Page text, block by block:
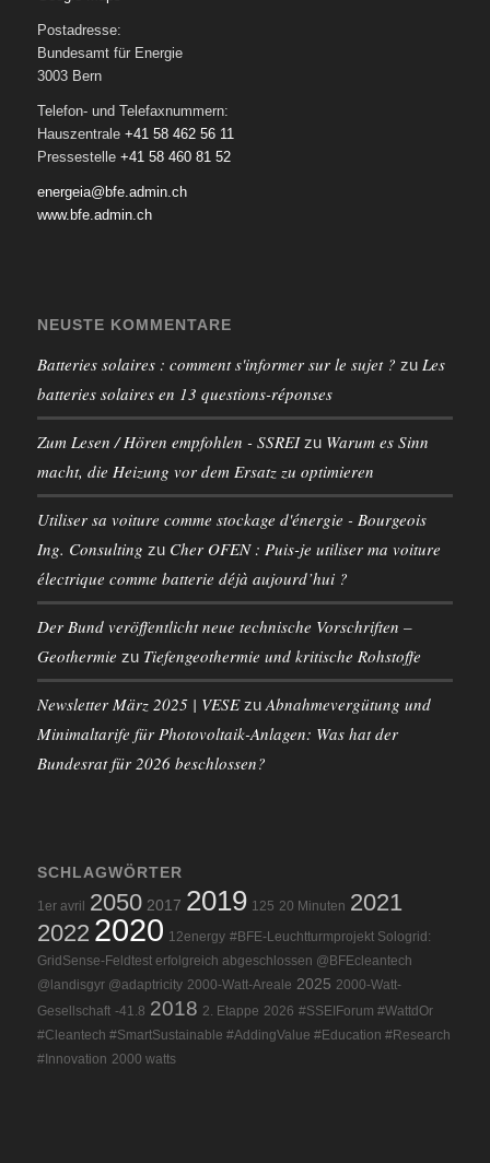
Postadresse:
Bundesamt für Energie
3003 Bern
Telefon- und Telefaxnummern:
Hauszentrale +41 58 462 56 11
Pressestelle +41 58 460 81 52
energeia@bfe.admin.ch
www.bfe.admin.ch
NEUSTE KOMMENTARE
Batteries solaires : comment s'informer sur le sujet ? zu Les
batteries solaires en 13 questions-réponses
Zum Lesen / Hören empfohlen - SSREIzu Warum es Sinn
macht, die Heizung vor dem Ersatz zu optimieren
Utiliser sa voiture comme stockage d'énergie - Bourgeois
Ing. Consulting zu Cher OFEN : Puis-je utiliser ma voiture
électrique comme batterie déjà aujourd’hui ?
Der Bund veröffentlicht neue technische Vorschriften –
Geothermie zu Tiefengeothermie und kritische Rohstoffe
Newsletter März 2025 | VESEzu Abnahmevergütung und
Minimaltarife für Photovoltaik-Anlagen: Was hat der
Bundesrat für 2026 beschlossen?
SCHLAGWÖRTER
1er avril 2050 2017 2019 125 20 Minuten 2021
2022 2020 12energy #BFE-Leuchtturmprojekt Sologrid:
GridSense-Feldtest erfolgreich abgeschlossen @BFEcleantech
@landisgyr @adaptricity 2000-Watt-Areale 2025 2000-Watt-
Gesellschaft -41.8 2018 2. Etappe 2026 #SSEIForum #WattdOr
#Cleantech #SmartSustainable #AddingValue #Education #Research
#Innovation 2000 watts